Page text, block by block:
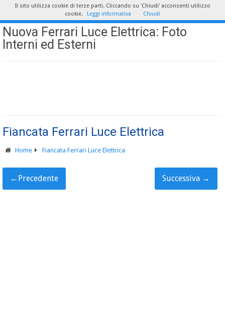
Nuova Ferrari Luce Elettrica: Foto
Interni ed Esterni
Fiancata Ferrari Luce Elettrica
Home Fiancata Ferrari Luce Elettrica
← Precedente Successiva →
Il sito utilizza cookie di terze parti. Cliccando su 'Chiudi' acconsenti utilizzo
cookie.
Leggi informativa Chiudi